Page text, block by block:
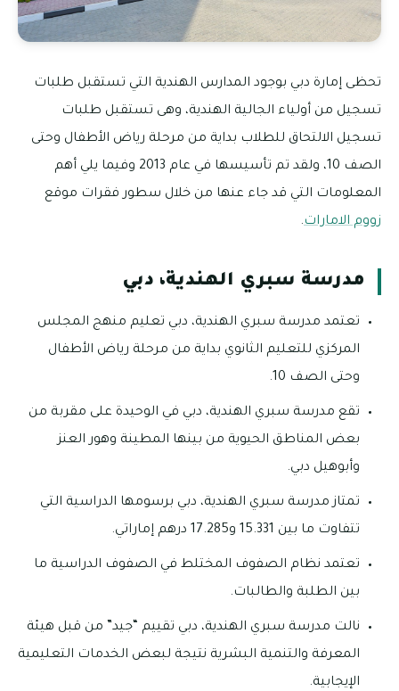
تحظى إمارة دبي بوجود المدارس الهندية التي تستقبل طلبات
تسجيل من أولياء الجالية الهندية، وهى تستقبل طلبات
تسجيل الالتحاق للطلاب بداية من مرحلة رياض الأطفال وحتى
الصف 10، ولقد تم تأسيسها في عام 2013 وفيما يلي أهم
المعلومات التي قد جاء عنها من خلال سطور فقرات موقع
زووم الامارات.
مدرسة سبري الهندية، دبي
تعتمد مدرسة سبري الهندية، دبي تعليم منهج المجلس
المركزي للتعليم الثانوي بداية من مرحلة رياض الأطفال
وحتى الصف 10.
تقع مدرسة سبري الهندية، دبي في الوحيدة على مقربة من
بعض المناطق الحيوية من بينها المطينة وهور العنز
وأبوهيل دبي.
تمتاز مدرسة سبري الهندية، دبي برسومها الدراسية التي
تتفاوت ما بين 15.331 و17.285 درهم إماراتي.
تعتمد نظام الصفوف المختلط في الصفوف الدراسية ما
بين الطلبة والطالبات.
نالت مدرسة سبري الهندية، دبي تقييم “جيد” من قبل هيئة
المعرفة والتنمية البشرية نتيجة لبعض الخدمات التعليمية
الإيجابية.